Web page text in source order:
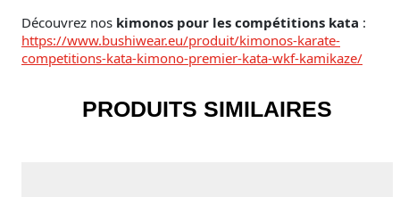
Découvrez nos kimonos pour les compétitions kata :
https://www.bushiwear.eu/produit/kimonos-karate-
competitions-kata-kimono-premier-kata-wkf-kamikaze/
PRODUITS SIMILAIRES